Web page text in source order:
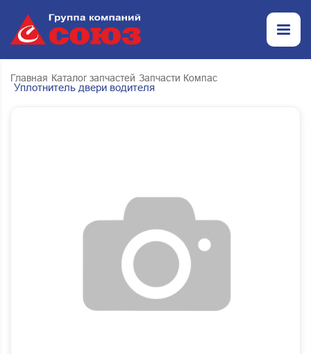
Главная Каталог запчастей Запчасти Компас
Уплотнитель двери водителя